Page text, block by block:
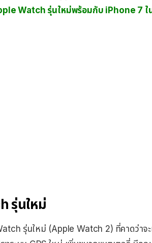
Watch รุ่นใหม่พร้อมกับ iPhone 7 ใ
รุ่นใหม่
รุ่นใหม่ (Apple Watch 2) ที่คาดว่าจ